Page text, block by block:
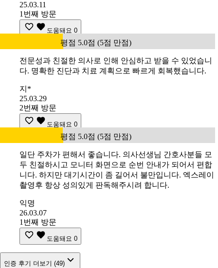
25.03.11
1번째 방문
도움돼요 0
평점 5.0점 (5점 만점)
전문성과 친절한 의사로 인해 안심하고 받을 수 있었습니
다. 명확한 진단과 치료 계획으로 빠르게 회복했습니다.
지*
25.03.29
2번째 방문
도움돼요 0
평점 5.0점 (5점 만점)
일단 주차가 편해서 좋습니다. 의사선생님 간호사분들 모
두 친절하시고 모니터 화면으로 순번 안내가 되어서 편합
니다. 하지만 대기시간이 좀 길어서 불만입니다. 엑스레이
촬영후 항상 성의있게 판독해주시려 합니다.
익명
26.03.07
1번째 방문
도움돼요 0
인증 후기 더보기 (49)